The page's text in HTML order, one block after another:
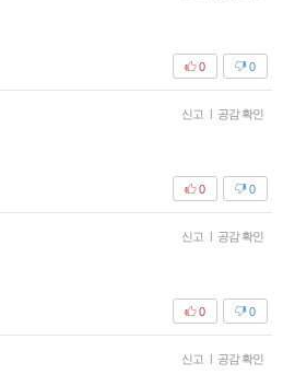
0
0
신고 | 공감 확인
0
0
신고 | 공감 확인
0
0
신고 | 공감 확인